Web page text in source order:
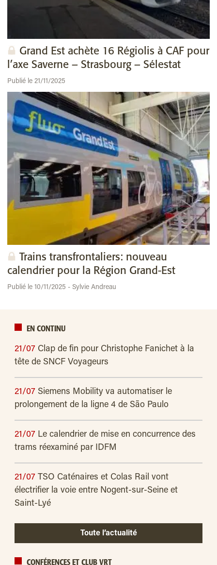
Grand Est achète 16 Régiolis à CAF pour
l’axe Saverne – Strasbourg – Sélestat
Publié le 21/11/2025
Trains transfrontaliers: nouveau
calendrier pour la Région Grand-Est
Publié le 10/11/2025 - Sylvie Andreau
EN CONTINU
21/07 Clap de fin pour Christophe Fanichet à la
tête de SNCF Voyageurs
21/07 Siemens Mobility va automatiser le
prolongement de la ligne 4 de São Paulo
21/07 Le calendrier de mise en concurrence des
trams réexaminé par IDFM
21/07 TSO Caténaires et Colas Rail vont
électrifier la voie entre Nogent-sur-Seine et
Saint-Lyé
Toute l’actualité
CONFÉRENCES ET CLUB VRT